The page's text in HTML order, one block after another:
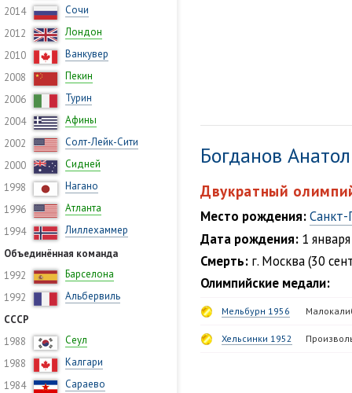
2014
Сочи
2012
Лондон
2010
Ванкувер
2008
Пекин
2006
Турин
2004
Афины
2002
Солт-Лейк-Сити
2000
Сидней
1998
Нагано
1996
Атланта
1994
Лиллехаммер
Объединённая команда
1992
Барселона
1992
Альбервиль
СССР
1988
Сеул
1988
Калгари
1984
Сараево
Богданов
Двукратный
Место рождения:Санкт-
Дата рождения: 1
Смерть: г. Москва (30
Олимпийские медали:
Мельбурн 1956
Хельсинки 1952